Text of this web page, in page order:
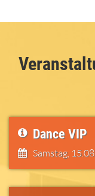
Dance VIP
Samstag,